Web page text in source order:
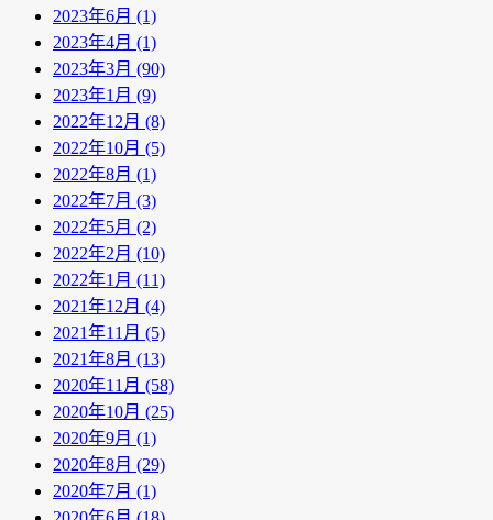
2023年6月 (1)
2023年4月 (1)
2023年3月 (90)
2023年1月 (9)
2022年12月 (8)
2022年10月 (5)
2022年8月 (1)
2022年7月 (3)
2022年5月 (2)
2022年2月 (10)
2022年1月 (11)
2021年12月 (4)
2021年11月 (5)
2021年8月 (13)
2020年11月 (58)
2020年10月 (25)
2020年9月 (1)
2020年8月 (29)
2020年7月 (1)